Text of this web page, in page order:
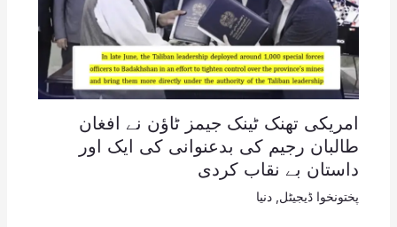
امریکی تھنک ٹینک جیمز ٹاؤن نے افغان
طالبان رجیم کی بدعنوانی کی ایک اور
داستان بے نقاب کردی
پختونخوا ڈیجیٹل دنیا